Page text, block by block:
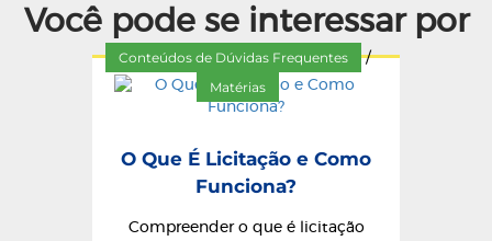
Você pode se interessar por
Conteúdos de Dúvidas Frequentes /
Matérias
O Que É Licitação e Como
Funciona?
Compreender o que é licitação